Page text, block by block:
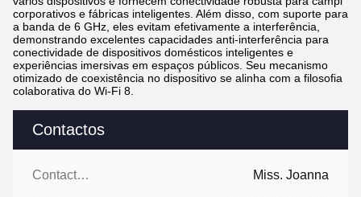
Contactos
Contactos: Miss. Joanna
corporativos e fábricas inteligentes. Além disso, com suporte para
a banda de 6 GHz, eles evitam efetivamente a interferência,
demonstrando excelentes capacidades anti-interferência para
conectividade de dispositivos domésticos inteligentes e
experiências imersivas em espaços públicos. Seu mecanismo
otimizado de coexistência no dispositivo se alinha com a filosofia
colaborativa do Wi-Fi 8.